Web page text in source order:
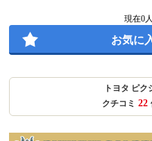
現在0
お気に
トヨタ ピ
クチコミ 22